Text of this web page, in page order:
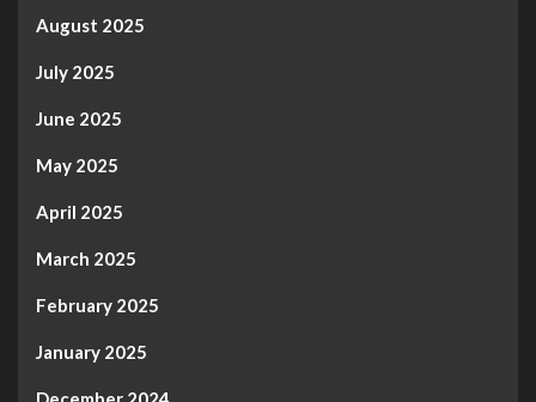
August 2025
July 2025
June 2025
May 2025
April 2025
March 2025
February 2025
January 2025